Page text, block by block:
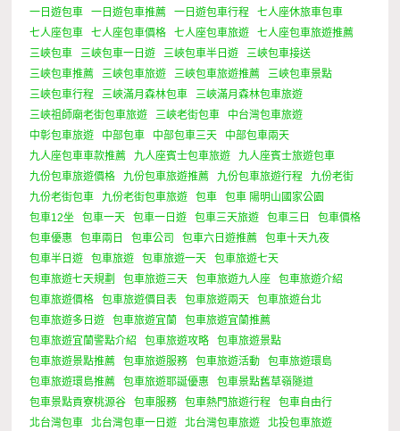
一日遊包車
一日遊包車推薦 一日遊包車行程
七人座休旅車包車
七人座包車
七人座包車價格 七人座包車旅遊
七人座包車旅遊推薦
三峽包車
三峽包車一日遊 三峽包車半日遊
三峽包車接送
三峽包車推薦
三峽包車旅遊 三峽包車旅遊推薦
三峽包車景點
三峽包車行程
三峽滿月森林包車
三峽滿月森林包車旅遊
三峽祖師廟老街包車旅遊
三峽老街包車
中台灣包車旅遊
中彰包車旅遊
中部包車 中部包車三天
中部包車兩天
九人座包車車款推薦
九人座賓士包車旅遊
九人座賓士旅遊包車
九份包車旅遊價格
九份包車旅遊推薦 九份包車旅遊行程
九份老街
九份老街包車
九份老街包車旅遊 包車
包車 陽明山國家公園
包車12坐
包車一天 包車一日遊 包車三天旅遊 包車三日
包車價格
包車優惠
包車兩日 包車公司 包車六日遊推薦
包車十天九夜
包車半日遊
包車旅遊 包車旅遊一天
包車旅遊七天
包車旅遊七天規劃
包車旅遊三天 包車旅遊九人座
包車旅遊介紹
包車旅遊價格
包車旅遊價目表 包車旅遊兩天
包車旅遊台北
包車旅遊多日遊
包車旅遊宜蘭
包車旅遊宜蘭推薦
包車旅遊宜蘭警點介紹
包車旅遊攻略
包車旅遊景點
包車旅遊景點推薦
包車旅遊服務 包車旅遊活動
包車旅遊環島
包車旅遊環島推薦
包車旅遊耶誕優惠
包車景點舊草嶺隧道
包車景點貢寮桃源谷
包車服務 包車熱門旅遊行程
包車自由行
北台灣包車
北台灣包車一日遊 北台灣包車旅遊
北投包車旅遊